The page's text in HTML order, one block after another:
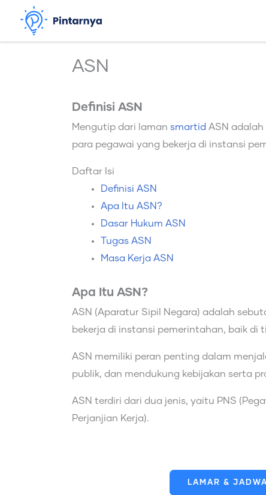
konten
ASN
Definisi ASN
Mengutip dari laman smartid ASN
para pegawai yang bekerja di instansi
Daftar Isi
Definisi ASN
Apa Itu ASN?
Dasar Hukum ASN
Tugas ASN
Masa Kerja ASN
Apa Itu ASN?
ASN (Aparatur Sipil Negara) adalah
bekerja di instansi pemerintahan, baik di
ASN memiliki peran penting dalam
publik, dan mendukung kebijakan serta
ASN terdiri dari dua jenis, yaitu PNS
Perjanjian Kerja).
LAMAR &